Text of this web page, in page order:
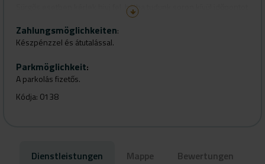
Sürgős esetben kérlek hivj fel, hátha tudunk soron kívül időpontot
+36706076105
Zahlungsmöglichkeiten:
Készpénzzel és átutalással.
Parkmöglichkeit:
A parkolás fizetős.
Kódja: 0138
Dienstleistungen Mappe Bewertungen